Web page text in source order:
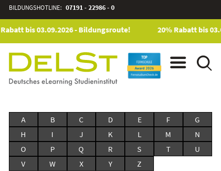
BILDUNGSHOTLINE: 07191 - 22986 - 0
bis 03.09.2026 - Bildungsroute! 20% Rabatt bis
A B C D E F
G
H
I J K L M
N
O
P Q R S T
U
V
W X Y Z